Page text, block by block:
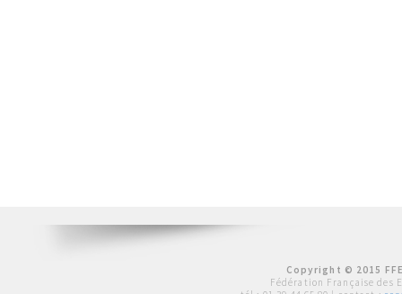
Copyright © 2015
Fédération Française des